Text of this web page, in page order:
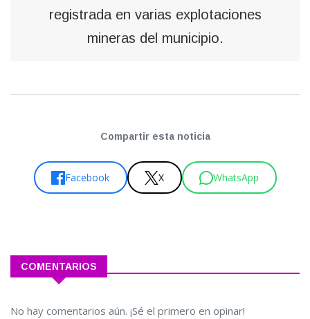
registrada en varias explotaciones
mineras del municipio.
Compartir esta noticia
Facebook X WhatsApp
COMENTARIOS
No hay comentarios aún. ¡Sé el primero en opinar!